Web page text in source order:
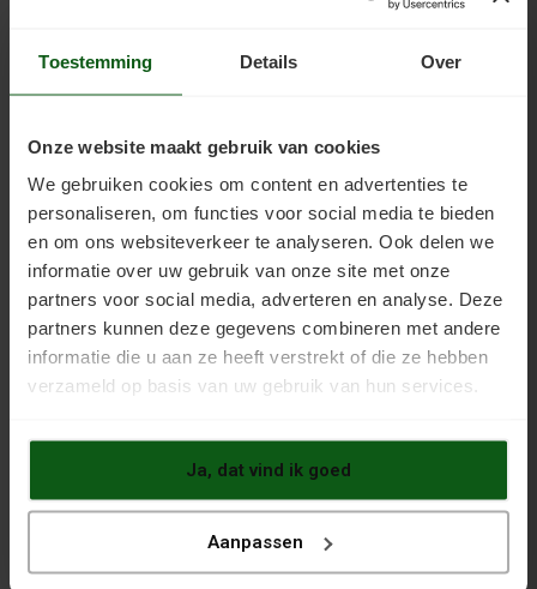
Toestemming Details Over
Onze website maakt gebruik van cookies
We gebruiken cookies om content en advertenties te
personaliseren, om functies voor social media te bieden
en om ons websiteverkeer te analyseren. Ook delen we
informatie over uw gebruik van onze site met onze
partners voor social media, adverteren en analyse. Deze
partners kunnen deze gegevens combineren met andere
informatie die u aan ze heeft verstrekt of die ze hebben
verzameld op basis van uw gebruik van hun services.
Ja, dat vind ik goed
Aanpassen
Gebruik dus alleen speciale laminaatverf zoals deze. Een
primer is niet nodig als u verft met Inno Laminaat Coating.
Wel moet de vloer gestript worden. Dit is een manier van
ontvetten speciaal bedoeld voor kunststof.
Laminaatvloer coaten: hoe is de verfklus
Laminaat verven vraagt geen speciale deskundigheid en
klant kon dit constateren. De klant belde ons en liet
achteraf weten geen te hebben problemen ondervonden